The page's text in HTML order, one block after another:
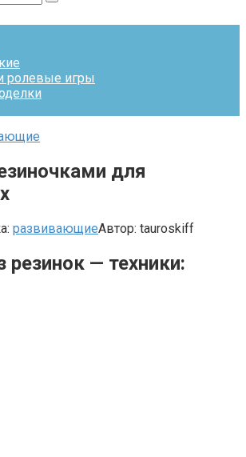
игры
для
развивающиеАвтор: tauroskiff
резинок — техники: